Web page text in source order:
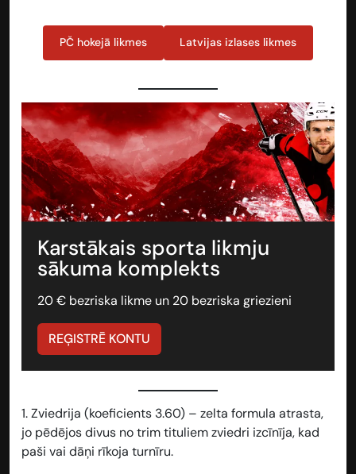
PČ hokejā likmes Latvijas izlases likmes
Karstākais sporta likmju
sākuma komplekts
20 € bezriska likme un 20 bezriska griezieni
REĢISTRĒ KONTU
1. Zviedrija (koeficients 3.60) – zelta formula atrasta,
jo pēdējos divus no trim tituliem zviedri izcīnīja, kad
paši vai dāņi rīkoja turnīru.